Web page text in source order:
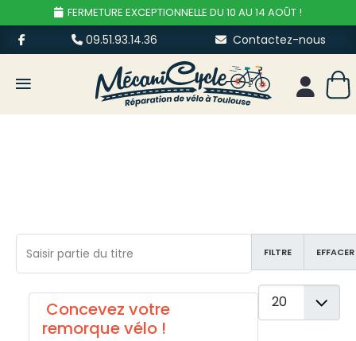
FERMETURE EXCEPTIONNELLE DU 10 AU 14 AOÛT !
09.51.93.14.36 Contactez-nous
≡ Mon
Saisir partie du titre
FILTRE EFFACER
Afficher #
Concevez votre
remorque vélo !